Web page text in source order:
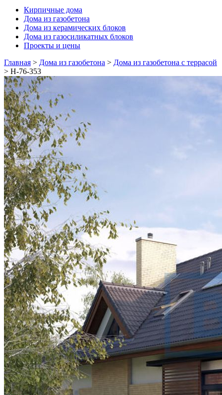
Кирпичные дома
Дома из газобетона
Дома из керамических блоков
Дома из газосиликатных блоков
Проекты и цены
Главная > Дома из газобетона > Дома из газобетона с террасой
> Н-76-353